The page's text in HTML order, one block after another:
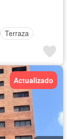
Terraza
Actualizado